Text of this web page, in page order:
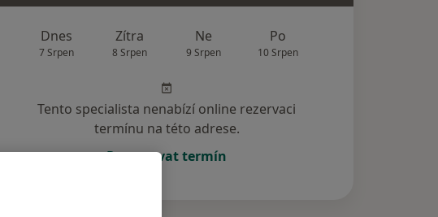
Dnes
7 Srpen
Zítra
8 Srpen
Ne
9 Srpen
Po
10 Srpen
Tento specialista nenabízí online rezervaci
termínu na této adrese.
Rezervovat termín